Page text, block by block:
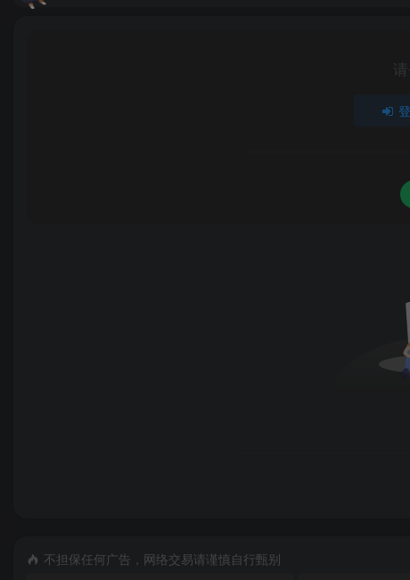
不担保任何广告，网络交易请谨慎自行甄别